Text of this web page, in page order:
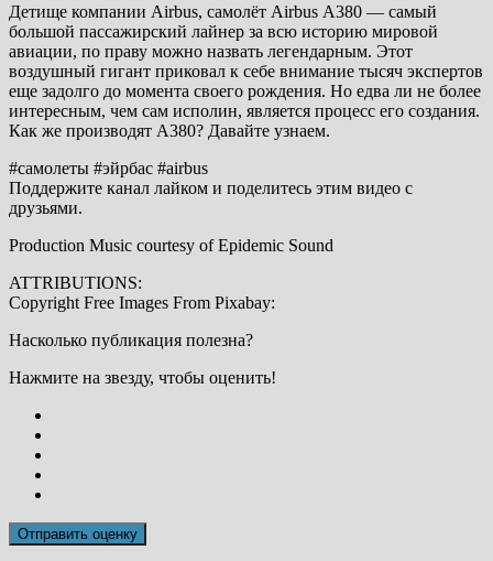
Детище компании Airbus, самолёт Airbus А380 — самый
большой пассажирский лайнер за всю историю мировой
авиации, по праву можно назвать легендарным. Этот
воздушный гигант приковал к себе внимание тысяч экспертов
еще задолго до момента своего рождения. Но едва ли не более
интересным, чем сам исполин, является процесс его создания.
Как же производят А380? Давайте узнаем.
#самолеты #эйрбас #airbus
Поддержите канал лайком и поделитесь этим видео с
друзьями.
Production Music courtesy of Epidemic Sound
ATTRIBUTIONS:
Copyright Free Images From Pixabay:
Насколько публикация полезна?
Нажмите на звезду, чтобы оценить!
Отправить оценку